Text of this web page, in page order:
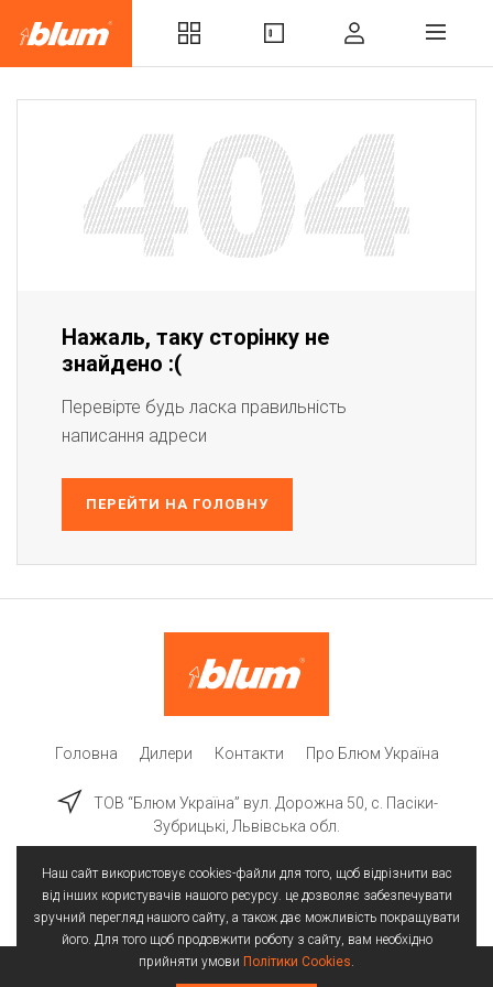
Нажаль, таку сторінку не
знайдено :(
Перевірте будь ласка правильність
написання адреси
ПЕРЕЙТИ НА ГОЛОВНУ
Головна Дилери Контакти Про Блюм Україна
ТОВ “Блюм Україна” вул. Дорожна 50, c. Пасіки-
Зубрицькі, Львівська обл.
Наш сайт використовує cookies-файли для того, щоб відрізнити вас
від інших користувачів нашого ресурсу. це дозволяє забезпечувати
зручний перегляд нашого сайту, а також дає можливість покращувати
його. Для того щоб продовжити роботу з сайту, вам необхідно
прийняти умови Політики Cookies.